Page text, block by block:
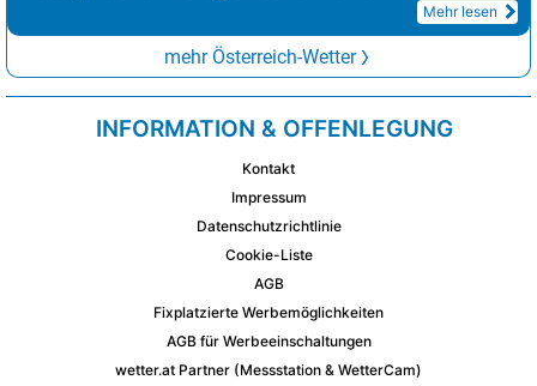
Mehr lesen
mehr Österreich-Wetter
INFORMATION & OFFENLEGUNG
Kontakt
Impressum
Datenschutzrichtlinie
Cookie-Liste
AGB
Fixplatzierte Werbemöglichkeiten
AGB für Werbeeinschaltungen
wetter.at Partner (Messstation & WetterCam)